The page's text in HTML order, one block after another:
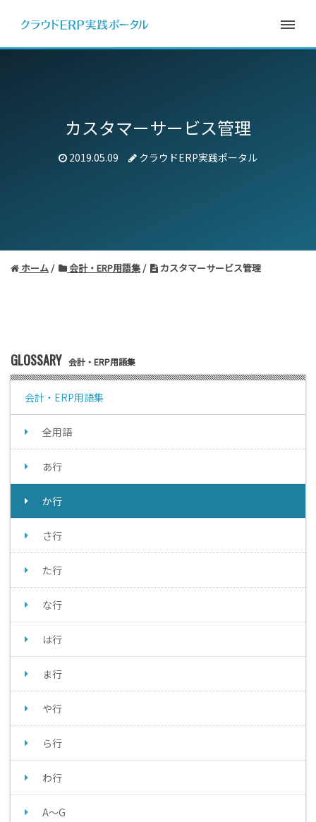
カスタマーサービス管理
2019.05.09 クラウドERP実践ポータル
ホーム 会計・ERP用語集 カスタマーサービス管理
GLOSSARY 会計・ERP用語集
会計・ERP用語集
全用語
あ行
か行
さ行
た行
な行
は行
ま行
や行
ら行
わ行
A～G